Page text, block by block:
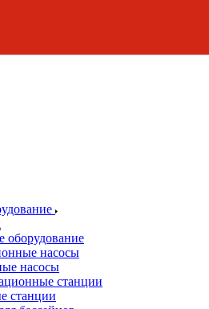
оборудование
насосы
насосы
станции
станции